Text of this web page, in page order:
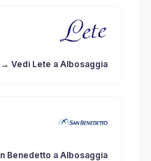
→ Vedi Lete a Albosaggia
Benedetto a Albosaggia